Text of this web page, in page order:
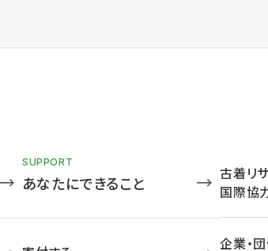
SUPPORT
あなたにできること
古着リ
国際協
企業・